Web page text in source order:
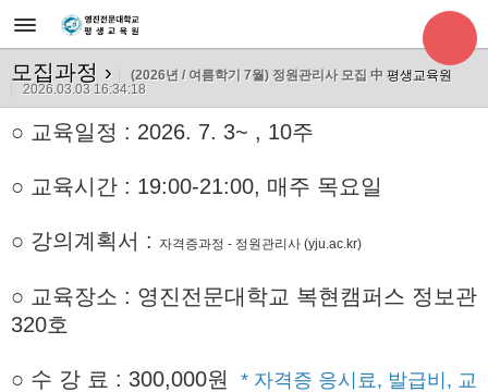
모집과정 › (2026년 / 여름학기 7월) 정원관리사 모집 中 평생교육원
2026.03.03 16:34:18
○ 교육일정 : 2026. 7. 3~ , 10주
○ 교육시간 : 19:00-21:00, 매주 목요일
○ 강의계획서 : 자격증과정 - 정원관리사 (yju.ac.kr)
○ 교육장소 : 영진전문대학교 복현캠퍼스 정보관
320호
○ 수 강 료 : 300,000원
* 자격증 응시료, 발급비, 교